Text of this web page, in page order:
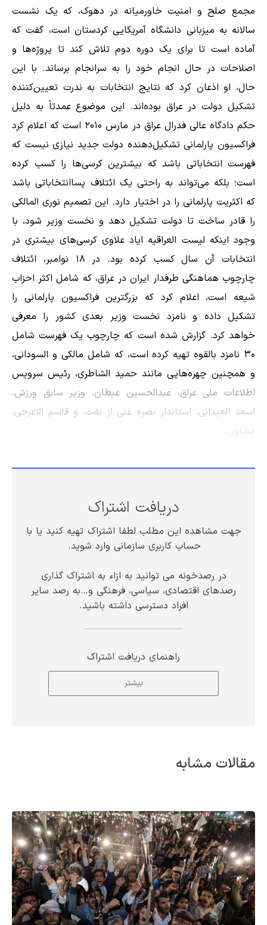
مجمع صلح و امنیت خاورمیانه در دهوک، که یک نشست
سالانه به میزبانی دانشگاه آمریکایی کردستان است، گفت که
آماده است تا برای یک دوره دوم تلاش کند تا پروژه‌ها و
اصلاحات در حال انجام خود را به سرانجام برساند. با این
حال، او اذعان کرد که نتایج انتخابات به ندرت تعیین‌کننده
تشکیل دولت در عراق بوده‌اند. این موضوع عمدتاً به دلیل
حکم دادگاه عالی فدرال عراق در مارس ۲۰۱۰ است که اعلام کرد
فراکسیون پارلمانی تشکیل‌دهنده دولت جدید نیازی نیست که
فهرست انتخاباتی باشد که بیشترین کرسی‌ها را کسب کرده
است؛ بلکه می‌تواند به راحتی یک ائتلاف پساانتخاباتی باشد
که اکثریت پارلمانی را در اختیار دارد. این تصمیم نوری المالکی
را قادر ساخت تا دولت تشکیل دهد و نخست وزیر شود، با
وجود اینکه لیست العراقیه ایاد علاوی کرسی‌های بیشتری در
انتخابات آن سال کسب کرده بود. در ۱۸ نوامبر، ائتلاف
چارچوب هماهنگی طرفدار ایران در عراق، که شامل اکثر احزاب
شیعه است، اعلام کرد که بزرگترین فراکسیون پارلمانی را
تشکیل داده و نامزد نخست وزیر بعدی کشور را معرفی
خواهد کرد. گزارش شده است که چارچوب یک فهرست شامل
۳۰ نامزد بالقوه تهیه کرده است، که شامل مالکی و السودانی،
و همچنین چهره‌هایی مانند حمید الشاطری، رئیس سرویس
اطلاعات ملی عراق، عبدالحسین عبطان، وزیر سابق ورزش،
اسعد العیدانی، استاندار بصره غنی از نفت، و قاسم الاعرجی،
مشاور…
دریافت اشتراک
جهت مشاهده این مطلب لطفا اشتراک تهیه کنید یا با
حساب کاربری سازمانی وارد شوید.
در رصدخونه می توانید به ازاء به اشتراک گذاری
رصدهای اقتصادی، سیاسی، فرهنگی و…به رصد سایر
افراد دسترسی داشته باشید.
راهنمای دریافت اشتراک
بیشتر
مقالات مشابه